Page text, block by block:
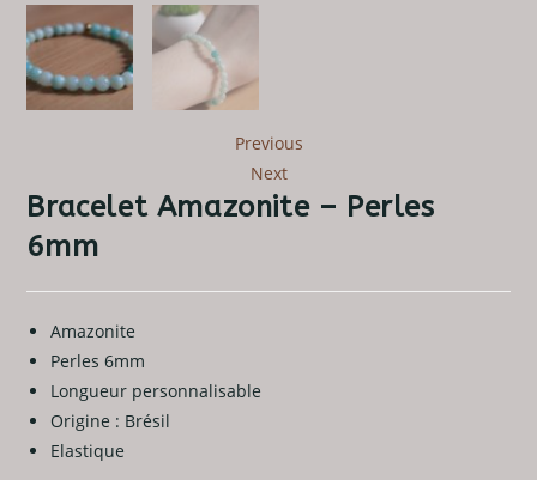
Previous
Next
Bracelet Amazonite – Perles
6mm
Amazonite
Perles 6mm
Longueur personnalisable
Origine : Brésil
Elastique